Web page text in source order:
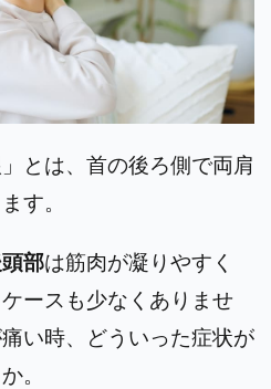
とは、首の後ろ側で両肩
す。
部は筋肉が凝りやすく
ースも少なくありませ
い時、どういった症状が
。